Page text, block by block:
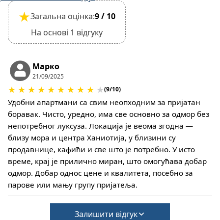
повну оплату
Депозит повертається за 60 днів до прибуття
та не повертається за 59 днів до прибуття.
Заїзд – 15:30, виїзд – 10:30
реєстрації заїзду
Однак виселення може бути завершено лише
після перевірки загального стану будинку
Домашні тварини не допускаються
★Загальна оцінка:9 / 10
На основі 1 відгуку
Марко
21/09/2025
★ ★ ★ ★ ★ ★ ★ ★ ★ ★(9/10)
Удобни апартмани са свим неопходним за пријатан
боравак. Чисто, уредно, има све основно за одмор без
непотребног луксуза. Локација је веома згодна —
близу мора и центра Ханиотија, у близини су
продавнице, кафићи и све што је потребно. У исто
време, крај је прилично миран, што омогућава добар
одмор. Добар однос цене и квалитета, посебно за
парове или мању групу пријатеља.
Залишити відгук